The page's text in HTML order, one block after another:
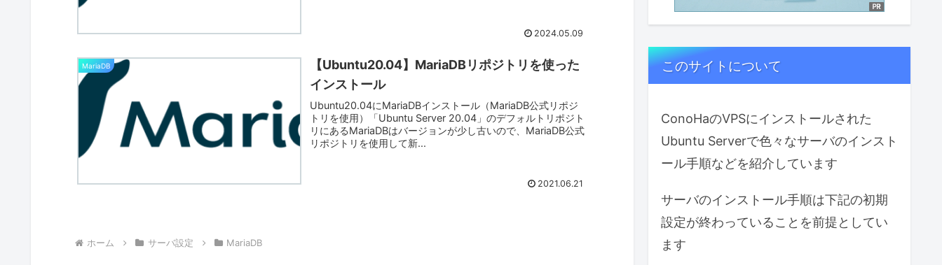
2024.05.09
MariaDB
【Ubuntu20.04】MariaDBリポジトリを使った
インストール
Ubuntu20.04にMariaDBインストール（MariaDB公式リポジ
トリを使用）「Ubuntu Server 20.04」のデフォルトリポジト
リにあるMariaDBはバージョンが少し古いので、MariaDB公式
リポジトリを使用して新...
2021.06.21
ホーム サーバ設定 MariaDB
このサイトについて
ConoHaのVPSにインストールされた
Ubuntu Serverで色々なサーバのインスト
ール手順などを紹介しています
サーバのインストール手順は下記の初期
設定が終わっていることを前提としてい
ます